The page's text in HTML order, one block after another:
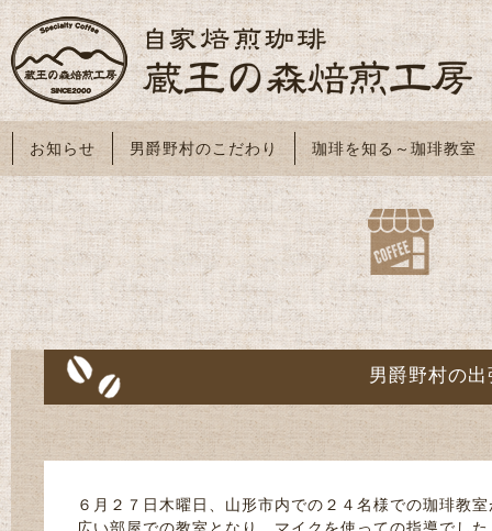
お知らせ 男爵野村のこだわり 珈琲を知る～珈琲教室
男爵野村の
６月２７日木曜日、山形市内での２４名様での珈琲教